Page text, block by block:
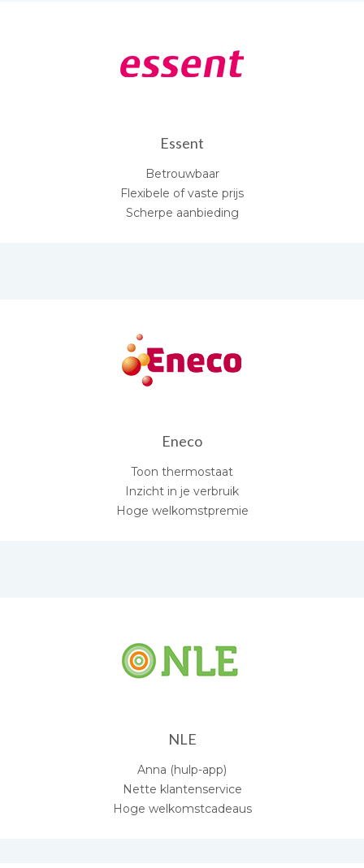
Essent
Betrouwbaar
Flexibele of vaste prijs
Scherpe aanbieding
Eneco
Toon thermostaat
Inzicht in je verbruik
Hoge welkomstpremie
NLE
Anna (hulp-app)
Nette klantenservice
Hoge welkomstcadeaus